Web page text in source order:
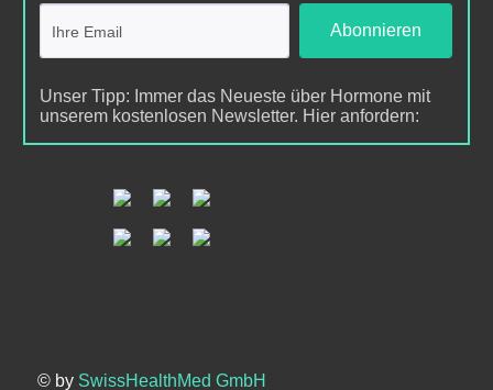
Abonnieren
Unser Tipp: Immer das Neueste über Hormone mit
unserem kostenlosen Newsletter. Hier anfordern:
© by SwissHealthMed GmbH